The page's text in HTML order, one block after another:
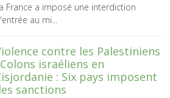
France a imposé une interdiction
au mi...
contre les Palestiniens
israéliens en
: Six pays imposent
sanctions